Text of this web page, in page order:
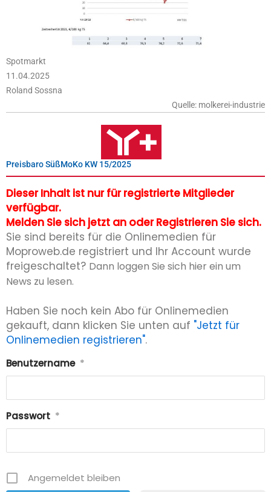
Spotmarkt
11.04.2025
Roland Sossna
Quelle: molkerei-industrie
Preisbaro SüßMoKo KW 15/2025
Dieser Inhalt ist nur für registrierte Mitglieder
verfügbar.
Melden Sie sich jetzt an oder Registrieren Sie sich.
Sie sind bereits für die Onlinemedien für
Moproweb.de registriert und Ihr Account wurde
freigeschaltet? Dann loggen Sie sich hier ein um
News zu lesen.
Haben Sie noch kein Abo für Onlinemedien
gekauft, dann klicken Sie unten auf "Jetzt für
Onlinemedien registrieren".
Benutzername *
Passwort *
Angemeldet bleiben